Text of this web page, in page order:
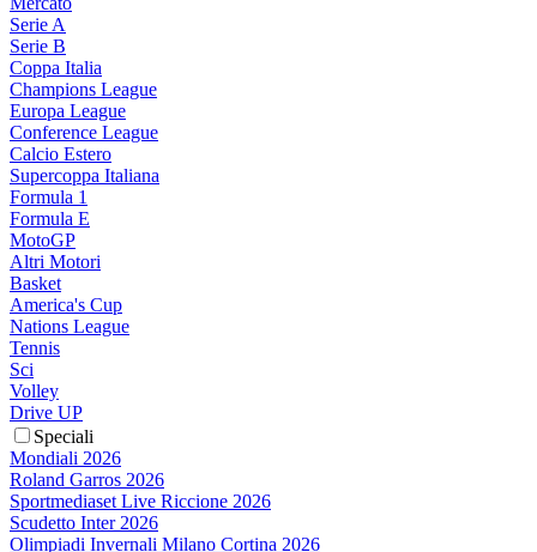
Serie A
Serie B
Coppa Italia
Champions League
Europa League
Conference League
Calcio Estero
Supercoppa Italiana
Formula 1
Formula E
MotoGP
Altri Motori
Basket
America's Cup
Nations League
Tennis
Sci
Volley
Drive UP
Speciali
Mondiali 2026
Roland Garros 2026
Sportmediaset Live Riccione 2026
Scudetto Inter 2026
Olimpiadi Invernali Milano Cortina 2026